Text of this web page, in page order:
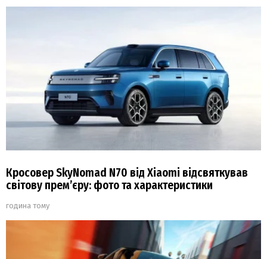
Кросовер SkyNomad N70 від Xiaomi відсвяткував
світову прем’єру: фото та характеристики
година тому